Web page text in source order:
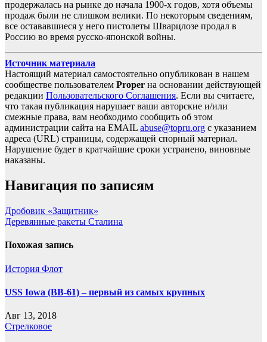
продержалась на рынке до начала 1900-х годов, хотя объемы
продаж были не слишком велики. По некоторым сведениям,
все остававшиеся у него пистолеты Шварцлозе продал в
Россию во время русско-японской войны.
Источник материала
Настоящий материал самостоятельно опубликован в нашем
сообществе пользователем Proper на основании действующей
редакции Пользовательского Соглашения. Если вы считаете,
что такая публикация нарушает ваши авторские и/или
смежные права, вам необходимо сообщить об этом
администрации сайта на EMAIL abuse@topru.org с указанием
адреса (URL) страницы, содержащей спорный материал.
Нарушение будет в кратчайшие сроки устранено, виновные
наказаны.
Навигация по записям
Дробовик «Защитник»
Деревянные ракеты Сталина
Похожая запись
История Флот
USS Iowa (BB-61) – первый из самых крупных
Авг 13, 2018
Стрелковое